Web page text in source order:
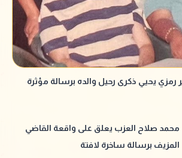
رمزي يحيي ذكرى رحيل والده برسالة مؤثرة
محمد صلاح العزب يعلق على واقعة القاضي
المزيف برسالة ساخرة لافتة